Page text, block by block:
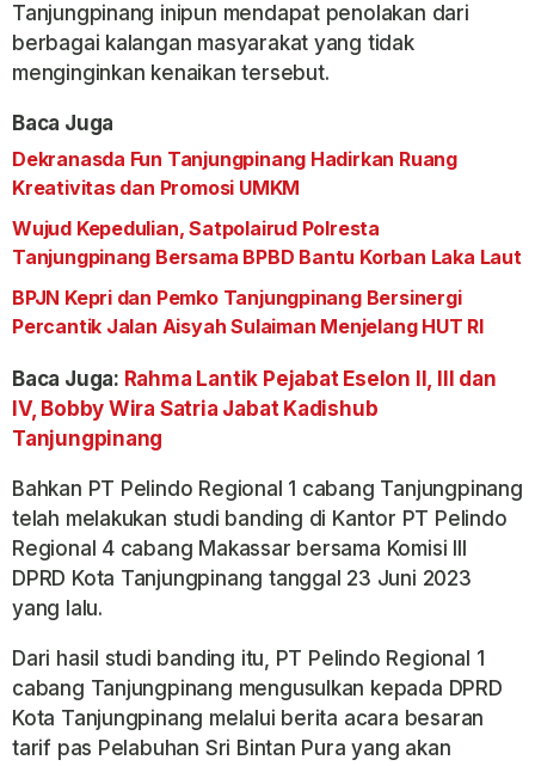
Tanjungpinang inipun mendapat penolakan dari
berbagai kalangan masyarakat yang tidak
menginginkan kenaikan tersebut.
Baca Juga
Dekranasda Fun Tanjungpinang Hadirkan Ruang
Kreativitas dan Promosi UMKM
Wujud Kepedulian, Satpolairud Polresta
Tanjungpinang Bersama BPBD Bantu Korban Laka Laut
BPJN Kepri dan Pemko Tanjungpinang Bersinergi
Percantik Jalan Aisyah Sulaiman Menjelang HUT RI
Baca Juga: Rahma Lantik Pejabat Eselon II, III dan
IV, Bobby Wira Satria Jabat Kadishub
Tanjungpinang
Bahkan PT Pelindo Regional 1 cabang Tanjungpinang
telah melakukan studi banding di Kantor PT Pelindo
Regional 4 cabang Makassar bersama Komisi III
DPRD Kota Tanjungpinang tanggal 23 Juni 2023
yang lalu.
Dari hasil studi banding itu, PT Pelindo Regional 1
cabang Tanjungpinang mengusulkan kepada DPRD
Kota Tanjungpinang melalui berita acara besaran
tarif pas Pelabuhan Sri Bintan Pura yang akan